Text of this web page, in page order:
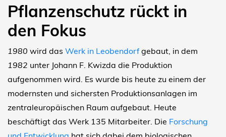
Pflanzenschutz rückt in
den Fokus
1980 wird das Werk in Leobendorfgebaut, in dem
1982 unter Johann F. Kwizda die Produktion
aufgenommen wird. Es wurde bis heute zu einem der
modernsten und sichersten Produktionsanlagen im
zentraleuropäischen Raum aufgebaut. Heute
beschäftigt das Werk 135 Mitarbeiter. Die Forschung